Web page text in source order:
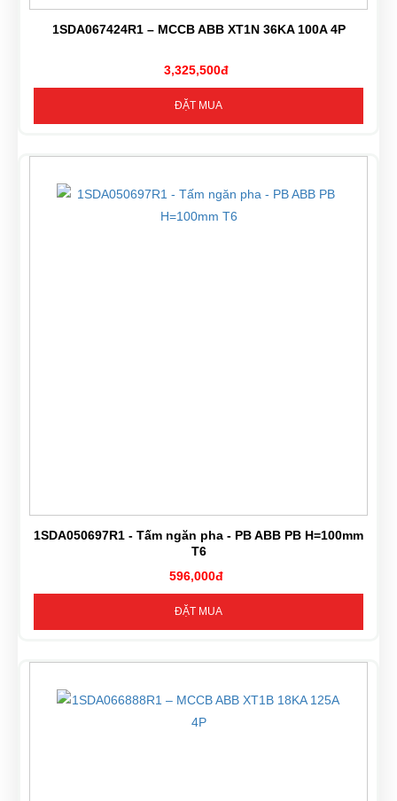
1SDA067424R1 – MCCB ABB XT1N 36KA 100A 4P
3,325,500đ
ĐẶT MUA
1SDA050697R1 - Tấm ngăn pha - PB ABB PB H=100mm
T6
596,000đ
ĐẶT MUA